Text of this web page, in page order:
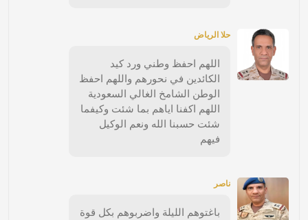
حلا الرياض
اللهم احفظ وطني ورد كيد
الكائدين في نحورهم واللهم احفظ
الوطن الشامخ الغالي السعودية
اللهم اكفنا اياهم بما شئت وكيفما
شئت حسبنا الله ونعم الوكيل
فيهم
ناصر
باغتوهم الليلة واضربوهم بكل قوة